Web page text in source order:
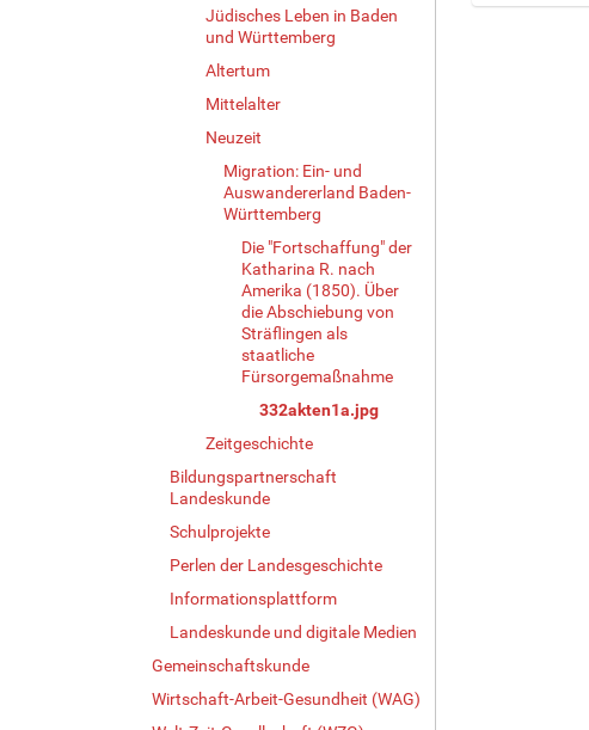
Jüdisches Leben in Baden
und Württemberg
Altertum
Mittelalter
Neuzeit
Migration: Ein- und
Auswandererland Baden-
Württemberg
Die "Fortschaffung" der
Katharina R. nach
Amerika (1850). Über
die Abschiebung von
Sträflingen als
staatliche
Fürsorgemaßnahme
332akten1a.jpg
Zeitgeschichte
Bildungspartnerschaft
Landeskunde
Schulprojekte
Perlen der Landesgeschichte
Informationsplattform
Landeskunde und digitale Medien
Gemeinschaftskunde
Wirtschaft-Arbeit-Gesundheit (WAG)